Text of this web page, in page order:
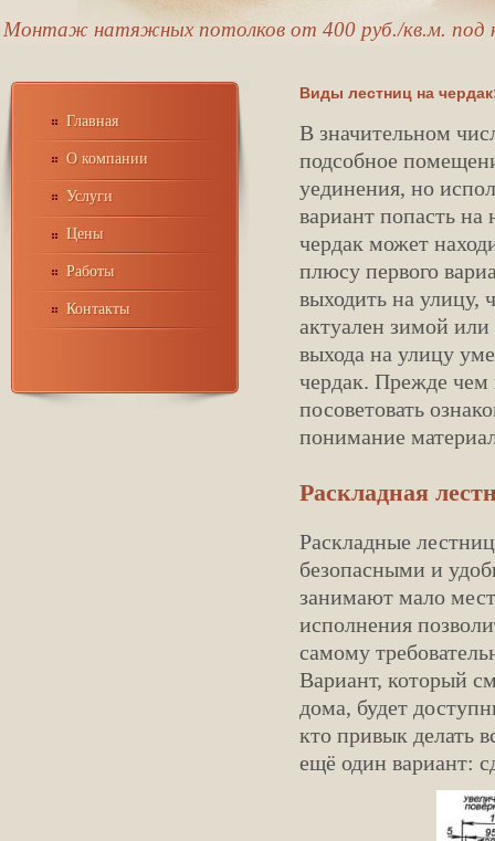
Монтаж натяжных потолков от 400 руб./кв.м. под
Главная
О компании
Услуги
Цены
Работы
Контакты
Виды лестниц на
В значительном
подсобное
уединения, но
вариант попасть
чердак может
плюсу первого
выходить на улицу,
актуален зимой
выхода на улицу
чердак. Прежде чем
посоветовать
понимание
Раскладная
Раскладные
безопасными и
занимают мало
исполнения
самому
Вариант, который
дома, будет
кто привык делать
ещё один вариант: